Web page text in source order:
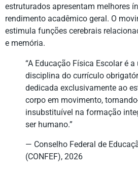
estruturados apresentam melhores
rendimento acadêmico geral. O
estimula funções cerebrais
e memória.
“A Educação Física Escolar é a
disciplina do currículo
dedicada exclusivamente ao
corpo em movimento,
insubstituível na formação
ser humano.”
— Conselho Federal de
(CONFEF), 2026